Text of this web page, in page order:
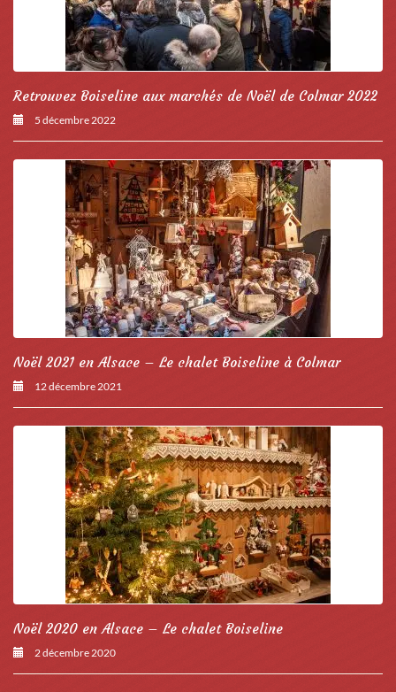
Retrouvez Boiseline aux marchés de Noël de Colmar 2022
5 décembre 2022
Noël 2021 en Alsace – Le chalet Boiseline à Colmar
12 décembre 2021
Noël 2020 en Alsace – Le chalet Boiseline
2 décembre 2020